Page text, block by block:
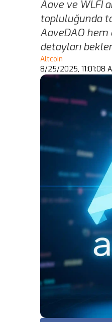
Aave ve WLFI
topluluğunda
AaveDAO hem
detayları
Altcoin
8/25/2025, 11:01:08